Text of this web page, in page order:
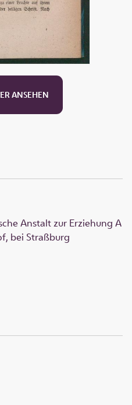
ANSEHEN
Anstalt zur Erziehung A
bei Straßburg